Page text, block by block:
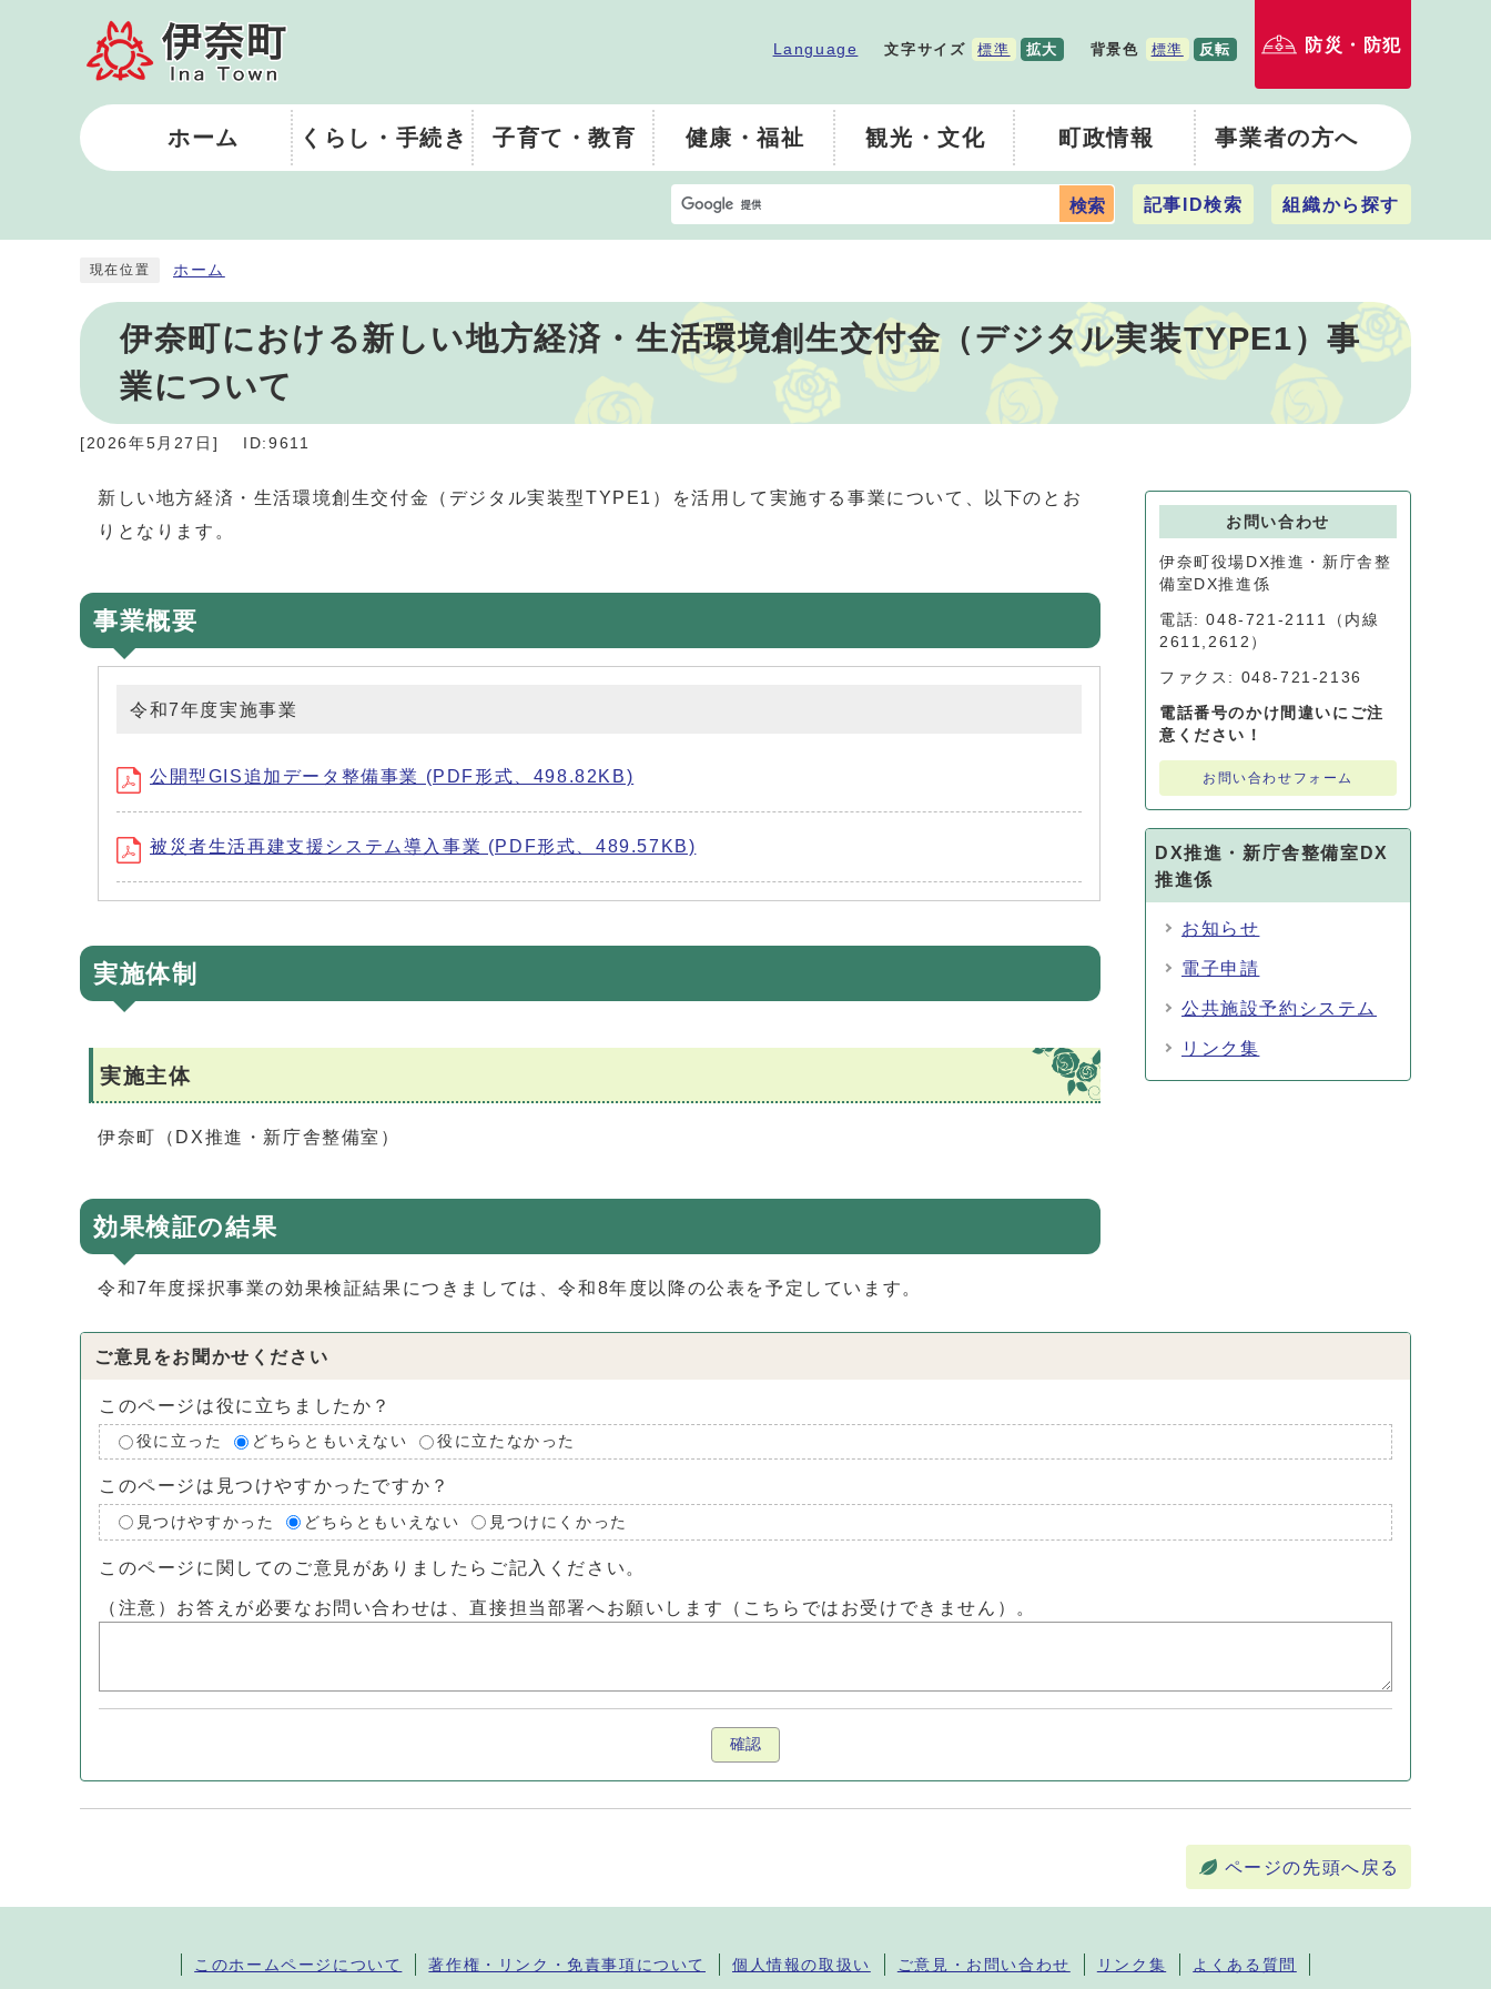
Language 文字サイズ 標準 拡大 背景色 標準 反転 防災・防犯
ホーム くらし・手続き 子育て・教育 健康・福祉 観光・文化 町政情報 事業者の方へ
検索 記事ID検索 組織から探す
現在位置 ホーム
伊奈町における新しい地方経済・生活環境創生交付金（デジタル実装TYPE1）事
業について
[2026年5月27日 ] ID:9611
新しい地方経済・生活環境創生交付金（デジタル実装型TYPE1）を活用して実施する事業について、以下のとお
りとなります。
事業概要
令和7年度実施事業
公開型GIS追加データ整備事業 (PDF形式、498.82KB)
被災者生活再建支援システム導入事業 (PDF形式、489.57KB)
実施体制
実施主体
伊奈町（DX推進・新庁舎整備室）
効果検証の結果
令和7年度採択事業の効果検証結果につきましては、令和8年度以降の公表を予定しています。
お問い合わせ
伊奈町役場DX推進・新庁舎整
備室DX推進係
電話: 048-721-2111（内線
2611,2612）
ファクス: 048-721-2136
電話番号のかけ間違いにご注
意ください！
お問い合わせフォーム
DX推進・新庁舎整備室DX
推進係
お知らせ
電子申請
公共施設予約システム
リンク集
ご意見をお聞かせください
このページは役に立ちましたか？
役に立った どちらともいえない 役に立たなかった
このページは見つけやすかったですか？
見つけやすかった どちらともいえない 見つけにくかった
このページに関してのご意見がありましたらご記入ください。
（注意）お答えが必要なお問い合わせは、直接担当部署へお願いします（こちらではお受けできません）。
確認
ページの先頭へ戻る
このホームページについて 著作権・リンク・免責事項について 個人情報の取扱い ご意見・お問い合わせ リンク集 よくある質問